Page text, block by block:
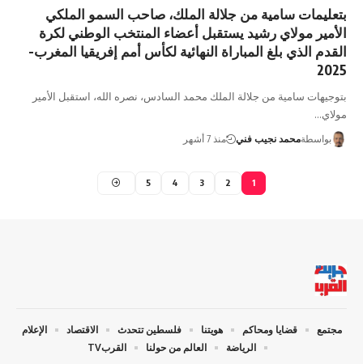
بتعليمات سامية من جلالة الملك، صاحب السمو الملكي
الأمير مولاي رشيد يستقبل أعضاء المنتخب الوطني لكرة
القدم الذي بلغ المباراة النهائية لكأس أمم إفريقيا المغرب-
2025
بتوجيهات سامية من جلالة الملك محمد السادس، نصره الله، استقبل الأمير
مولاي…
بواسطةمحمد نجيب فني منذ 7 أشهر
1
2
3
4
5
مجتمع قضايا ومحاكم هويتنا فلسطين تتحدث الاقتصاد
الإعلام
الرياضة
العالم من حولنا القربTV